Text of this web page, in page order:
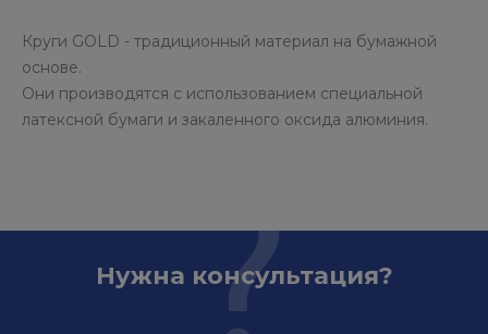
Круги GOLD - традиционный материал на бумажной
основе.
Они производятся с использованием специальной
латексной бумаги и закаленного оксида алюминия.
Нужна консультация?